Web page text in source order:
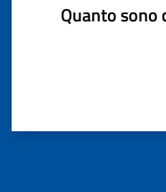
Quanto sono